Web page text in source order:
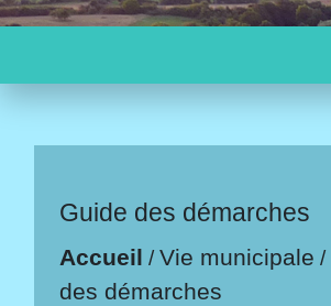
Guide des démarches
Accueil /Vie municipale /
des démarches